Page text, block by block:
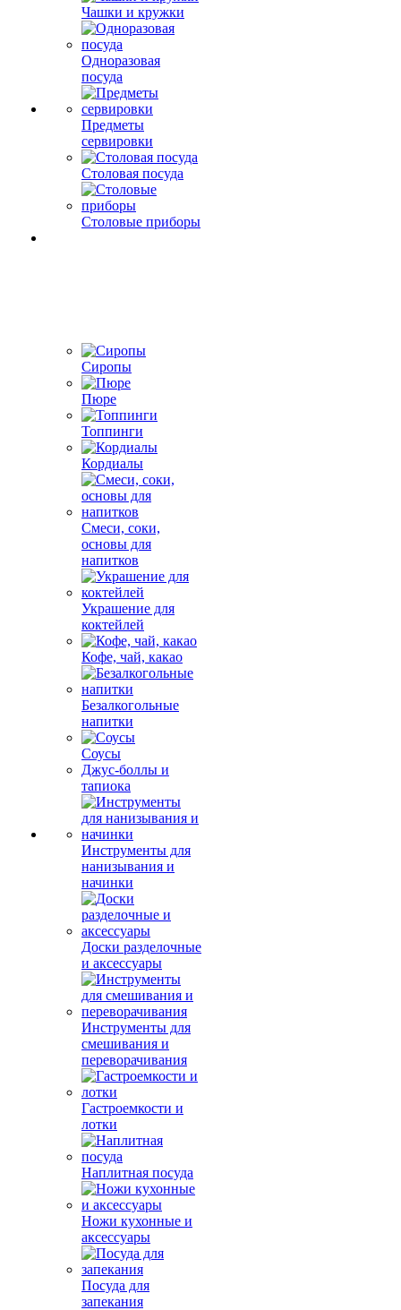
Чашки и кружки
Одноразовая
посуда
Предметы
сервировки
Столовая посуда
Столовые приборы
Сиропы
Пюре
Топпинги
Кордиалы
Смеси, соки,
основы для
напитков
Украшение для
коктейлей
Кофе, чай, какао
Безалкогольные
напитки
Соусы
Джус-боллы и
тапиока
Инструменты для
нанизывания и
начинки
Доски разделочные
и аксессуары
Инструменты для
смешивания и
переворачивания
Гастроемкости и
лотки
Наплитная посуда
Ножи кухонные и
аксессуары
Посуда для
запекания